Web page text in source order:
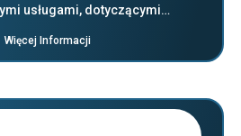
usługami, dotyczącymi…
Więcej Informacji